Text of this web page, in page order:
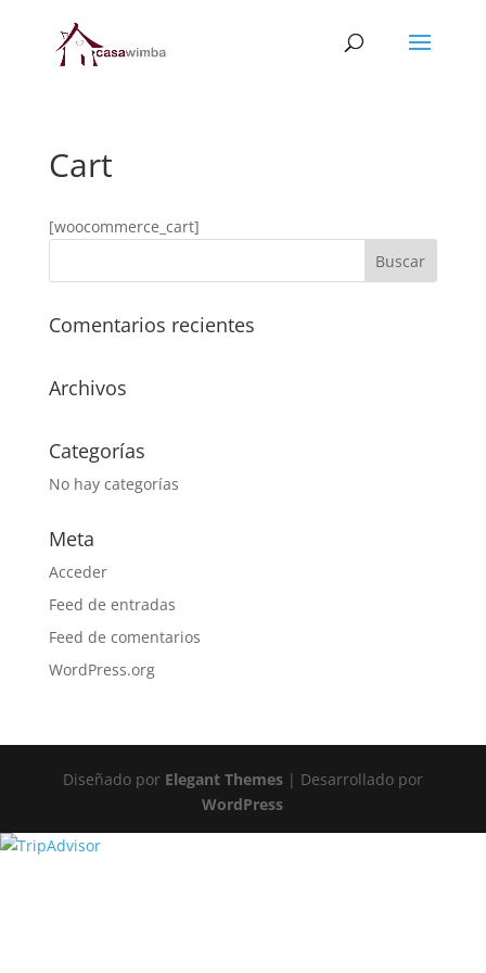
Cart
[woocommerce_cart]
Comentarios recientes
Archivos
Categorías
No hay categorías
Meta
Acceder
Feed de entradas
Feed de comentarios
WordPress.org
Diseñado por Elegant Themes| Desarrollado por
WordPress